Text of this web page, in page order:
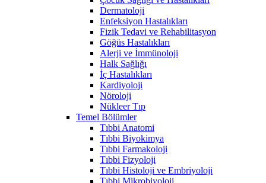
Dermatoloji
Enfeksiyon Hastalıkları
Fizik Tedavi ve Rehabilitasyon
Göğüs Hastalıkları
Alerji ve İmmünoloji
Halk Sağlığı
İç Hastalıkları
Kardiyoloji
Nöroloji
Nükleer Tıp
Temel Bölümler
Tıbbi Anatomi
Tıbbi Biyokimya
Tıbbi Farmakoloji
Tıbbi Fizyoloji
Tıbbi Histoloji ve Embriyoloji
Tıbbi Mikrobiyoloji